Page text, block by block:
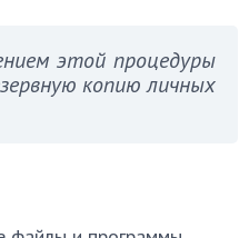
этой процедуры
копию личных